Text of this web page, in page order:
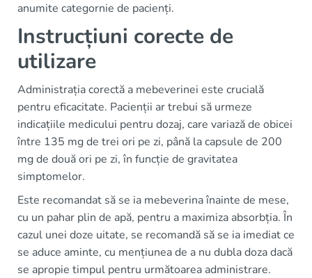
anumite categornie de pacienți.
Instrucțiuni corecte de
utilizare
Administrația corectă a mebeverinei este crucială
pentru eficacitate. Pacienții ar trebui să urmeze
indicațiile medicului pentru dozaj, care variază de obicei
între 135 mg de trei ori pe zi, până la capsule de 200
mg de două ori pe zi, în funcție de gravitatea
simptomelor.
Este recomandat să se ia mebeverina înainte de mese,
cu un pahar plin de apă, pentru a maximiza absorbția. În
cazul unei doze uitate, se recomandă să se ia imediat ce
se aduce aminte, cu mențiunea de a nu dubla doza dacă
se apropie timpul pentru următoarea administrare.